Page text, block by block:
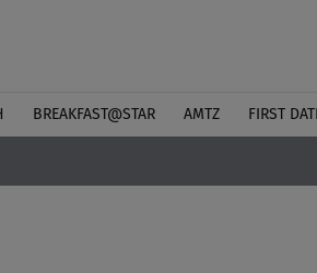
BREAKFAST@STAR ΑΜΤΖ FIRST